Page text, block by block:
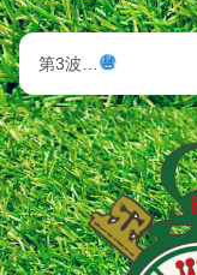
第3波…